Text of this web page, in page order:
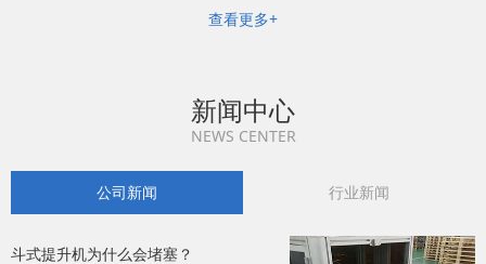
查看更多+
新闻中心
NEWS CENTER
公司新闻 行业新闻
斗式提升机为什么会堵塞？